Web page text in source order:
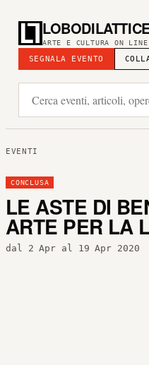
ARTE E CULTURA ON
SEGNALA EVENTO
EVENTI
CONCLUSA
LE ASTE DI
ARTE PER LA
dal 2 Apr al 19 Apr 2020